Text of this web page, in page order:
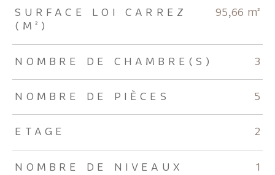
SURFACE LOI CARREZ
(M²)
95,66 m²
NOMBRE DE CHAMBRE(S) 3
NOMBRE DE PIÈCES 5
ETAGE 2
NOMBRE DE NIVEAUX 1